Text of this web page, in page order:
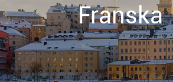
Franska